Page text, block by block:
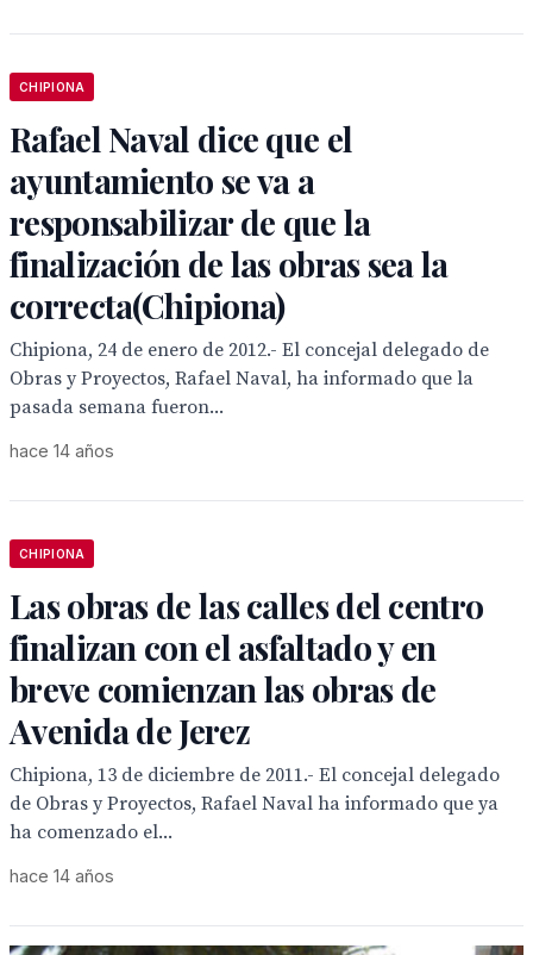
CHIPIONA
Rafael Naval dice que el
ayuntamiento se va a
responsabilizar de que la
finalización de las obras sea la
correcta(Chipiona)
Chipiona, 24 de enero de 2012.- El concejal delegado de
Obras y Proyectos, Rafael Naval, ha informado que la
pasada semana fueron...
hace 14 años
CHIPIONA
Las obras de las calles del centro
finalizan con el asfaltado y en
breve comienzan las obras de
Avenida de Jerez
Chipiona, 13 de diciembre de 2011.- El concejal delegado
de Obras y Proyectos, Rafael Naval ha informado que ya
ha comenzado el...
hace 14 años